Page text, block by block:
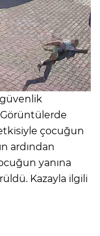
güvenlik
Görüntülerde
çocuğun
ardından
yanına
Kazayla ilgili